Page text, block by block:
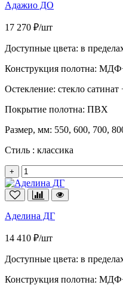
Адажио ДО
17 270 ₽/шт
Доступные цвета: в
Конструкция полотна:
Остекление: стекло сатинат
Покрытие полотна: ПВХ
Размер, мм: 550, 600, 700,
Стиль : классика
+
Аделина ДГ
14 410 ₽/шт
Доступные цвета: в
Конструкция полотна: